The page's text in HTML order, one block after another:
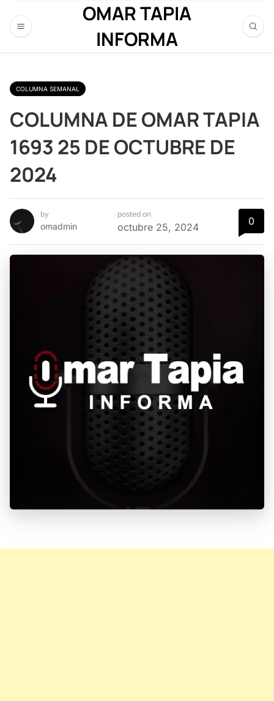
OMAR TAPIA
INFORMA
COLUMNA SEMANAL
COLUMNA DE OMAR TAPIA
1693 25 DE OCTUBRE DE
2024
by
omadmin
posted on
octubre 25, 2024 0